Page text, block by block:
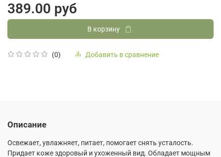
(0) Добавить в сравнение
389.00 руб
В корзину
Описание
Освежает, увлажняет, питает, помогает снять усталость.
Придает коже здоровый и ухоженный вид. Обладает мощным